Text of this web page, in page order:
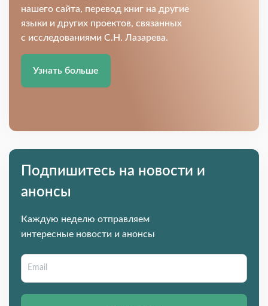
нашего сайта, перевод книг на другие
языки и других проектов, связанных
с исследованиями С.Н. Лазарева.
Узнать больше
Подпишитесь на новости и
анонсы
Каждую неделю отправляем
интересные новости и анонсы